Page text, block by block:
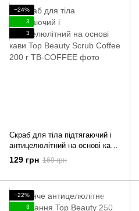
−24%
3
3
Скраб для тіла підтягаючий і
антицелюлітний на основі кави
Top Beauty Scrub Coffee 200 г
129 грн 169 грн
−22%
3